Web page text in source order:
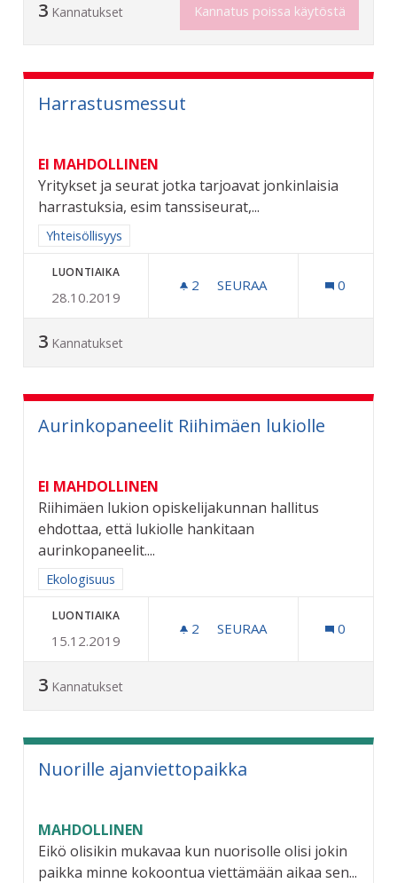
3 Kannatukset Kannatus poissa käytöstä
Harrastusmessut
EI MAHDOLLINEN
Yritykset ja seurat jotka tarjoavat jonkinlaisia
harrastuksia, esim tanssiseurat,...
Rajaa tulokset aihepiirin mukaan: Yhteisöllisyys
Yhteisöllisyys
LUONTIAIKA
28.10.2019
2 2 SEURAAJAA
SEURAA 0
3 Kannatukset
Aurinkopaneelit Riihimäen lukiolle
EI MAHDOLLINEN
Riihimäen lukion opiskelijakunnan hallitus
ehdottaa, että lukiolle hankitaan
aurinkopaneelit....
Rajaa tulokset aihepiirin mukaan: Ekologisuus
Ekologisuus
LUONTIAIKA
15.12.2019
2 2 SEURAAJAA
SEURAA 0
3 Kannatukset
Nuorille ajanviettopaikka
MAHDOLLINEN
Eikö olisikin mukavaa kun nuorisolle olisi jokin
paikka minne kokoontua viettämään aikaa sen...